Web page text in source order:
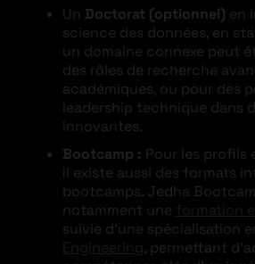
Un Doctorat (optionnel) en
science des données, en
un domaine connexe peut
des rôles de recherche
académiques, ou pour des
leadership technique dans
innovantes.
Bootcamp : Pour les profils
il existe aussi des formats
bootcamps. Jedha
notamment une formation
suivie d’une spécialisation
Engineering, permettant